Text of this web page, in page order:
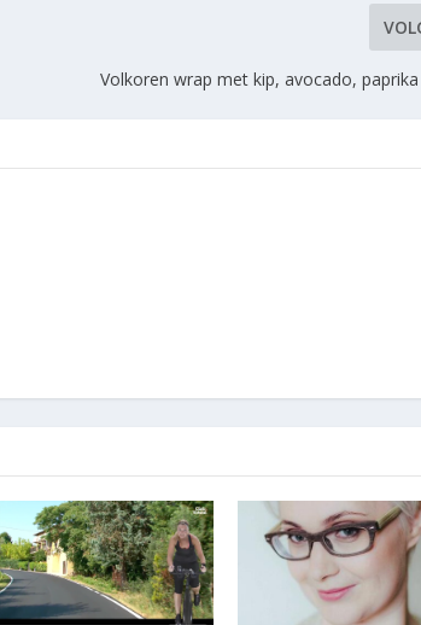
Volkoren wrap met kip, avocado,